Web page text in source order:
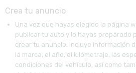
Crea tu anuncio
Una vez que hayas elegido la página
publicar tu auto y lo hayas preparado
crear tu anuncio. Incluye información
la marca, el año, el kilómetraje, las
condiciones del vehículo, así como